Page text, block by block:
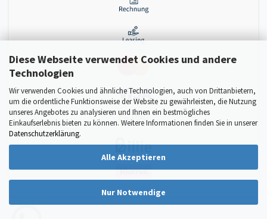
Diese Webseite verwendet Cookies und andere
Technologien
Wir verwenden Cookies und ähnliche Technologien, auch von Drittanbietern,
um die ordentliche Funktionsweise der Website zu gewährleisten, die Nutzung
unseres Angebotes zu analysieren und Ihnen ein bestmögliches
Einkaufserlebnis bieten zu können. Weitere Informationen finden Sie in unserer
Datenschutzerklärung.
Alle Akzeptieren
Nur Notwendige